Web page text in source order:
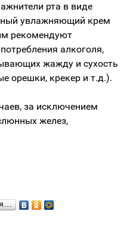
рта в виде
увлажняющий крем
рекомендуют
алкоголя,
жажду и сухость
орешки, крекер и т.д.).
за исключением
желез,